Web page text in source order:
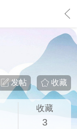
收藏
发帖
收藏
3